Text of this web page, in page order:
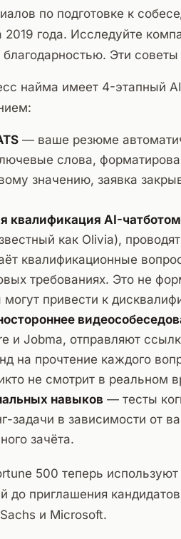
по подготовке к
года. Исследуйте
благодарностью. Эти
найма имеет 4-этапный
— ваше резюме
слова,
значению, заявка
квалификация AI-чатботом
как Olivia),
квалификационные
требованиях. Это не
привести к
и Jobma, отправляют
на прочтение каждого
не смотрит в реальном
навыков — тесты
задачи в зависимости от
зачёта.
500 теперь
до приглашения
и Microsoft.